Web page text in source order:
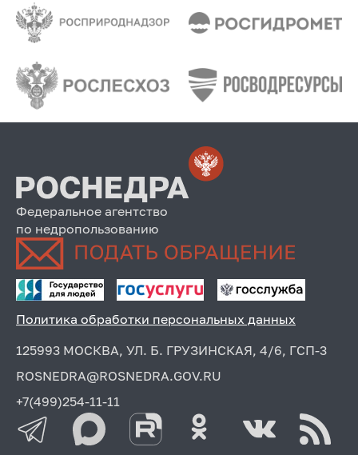
Федеральное агентство
по недропользованию
Политика обработки персональных данных
125993 МОСКВА, УЛ. Б. ГРУЗИНСКАЯ, 4/6, ГСП-3
ROSNEDRA@ROSNEDRA.GOV.RU
+7(499)254-11-11